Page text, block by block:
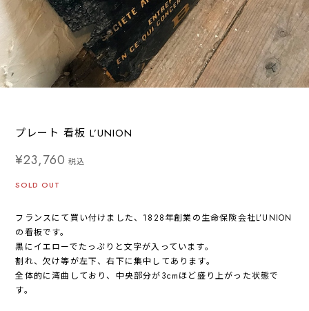
プレート 看板 L’UNION
¥23,760 税込
SOLD OUT
フランスにて買い付けました、1828年創業の生命保険会社L’UNION
の看板です。
黒にイエローでたっぷりと文字が入っています。
割れ、欠け等が左下、右下に集中してあります。
全体的に湾曲しており、中央部分が3cmほど盛り上がった状態で
す。